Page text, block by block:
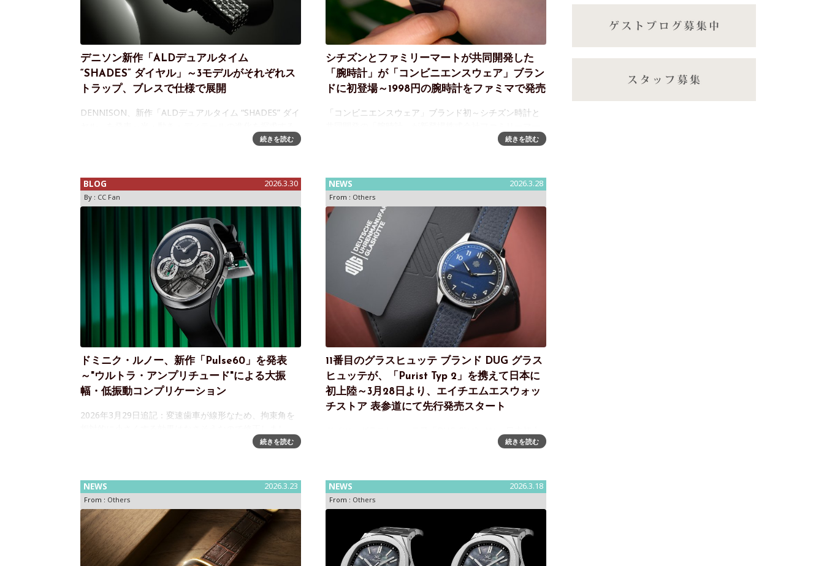
デニソン新作「ALDデュアルタイム
“SHADES” ダイヤル」～3モデルがそれぞれス
トラップ、ブレスで仕様で展開
DENNISON、新作「ALDデュアルタイム “SHADES” ダイ
一本DENNISONは、デュアルタイムコレクションの最新
続きを読む
シチズンとファミリーマートが共同開発した
「腕時計」が「コンビニエンスウェア」ブラン
ドに初登場～1998円の腕時計をファミマで発売
「コンビニエンスウェア」ブランド初～シチズン時計と
トは、2026年9月に創立45周年を迎えます。継続して取
続きを読む
BLOG 2026.3.30
By : CC Fan
ドミニク・ルノー、新作「Pulse60」を発表
～"ウルトラ・アンプリチュード"による大振
幅・低振動コンプリケーション
2026年3月29日追記：変速歯車が線形なため、拘束角を
た。コンプリケーションの担い手として名高い工房ルノ
続きを読む
NEWS 2026.3.28
From : Others
11番目のグラスヒュッテ ブランド DUG グラス
ヒュッテが、「Purist Typ 2」を携えて日本に
初上陸～3月28日より、エイチエムエスウォッ
チストア 表参道にて先行発売スタート
陸～正統機械式モデル 「Purist Typ 2」を発売ウォッチ
続きを読む
NEWS 2026.3.23
From : Others
NEWS 2026.3.18
From : Others